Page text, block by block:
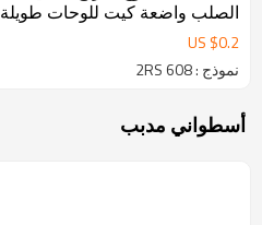
الصلب واضعة كيت للوحات طويلة
US $0.2
نموذج : 608 2RS
أسطواني مدبب